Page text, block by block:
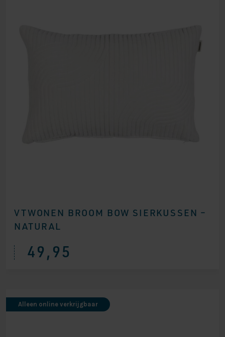
VTWONEN BROOM BOW SIERKUSSEN –
NATURAL
49,95
Alleen online verkrijgbaar